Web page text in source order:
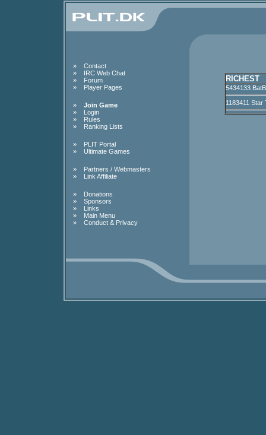
»
Contact
»
IRC Web Chat
»
Forum
»
Player Pages
»
Join Game
»
Login
»
Rules
»
Ranking Lists
»
PLIT Portal
»
Ultimate Games
»
Partners / Webmasters
»
Link Affiliate
»
Donations
»
Sponsors
»
Links
»
Main Menu
»
Conduct & Privacy
RICHEST
5434133
1183411